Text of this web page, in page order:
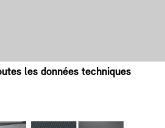
les données techniques